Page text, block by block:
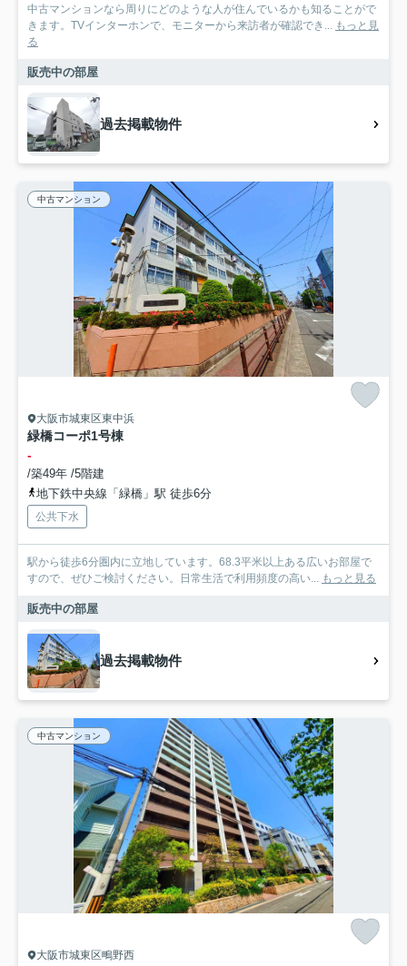
中古マンションなら周りにどのような人が住んでいるかも知ることがで
きます。TVインターホンで、モニターから来訪者が確認でき... もっと見
る
販売中の部屋
過去掲載物件
中古マンション
大阪市城東区東中浜
緑橋コーポ1号棟
-
/築49年 /5階建
地下鉄中央線「緑橋」駅 徒歩6分
公共下水
駅から徒歩6分圏内に立地しています。68.3平米以上ある広いお部屋で
すので、ぜひご検討ください。日常生活で利用頻度の高い... もっと見る
販売中の部屋
過去掲載物件
中古マンション
大阪市城東区鴫野西